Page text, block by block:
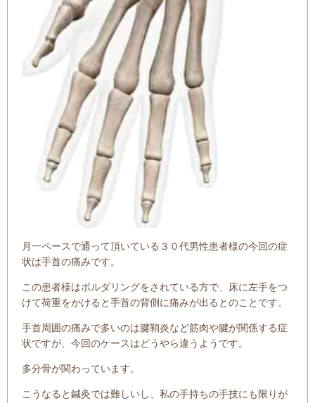
月一ペースで通って頂いている３０代男性患者様の今回の症
状は手首の痛みです。
この患者様はボルダリングをされている方で、床に左手をつ
けて荷重をかけると手首の背側に痛みが出るとのことです。
手首周囲の痛みで多いのは腱鞘炎など筋肉や腱が関係する症
状ですが、今回のケースはどうやら違うようです。
多分骨が関わっています。
こうなると鍼灸では難しいし、私の手持ちの手技にも限りが